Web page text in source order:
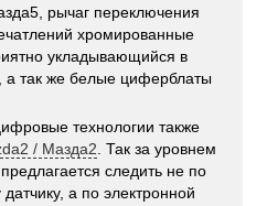
рычаг переключения
хромированные
укладывающийся в
а так же белые циферблаты
технологии также
/ Мазда2 . Так за уровнем
следить не по
а по электронной